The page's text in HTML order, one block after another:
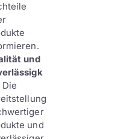
und
Die
und